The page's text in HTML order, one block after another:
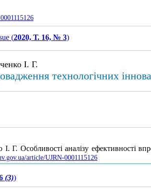
(2020, Т. 16, № 3)
І. Г.
технологічних
Особливості аналізу ефективності
article/UJRN-0001115126
(3))